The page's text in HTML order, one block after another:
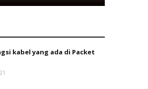
kabel yang ada di Packet